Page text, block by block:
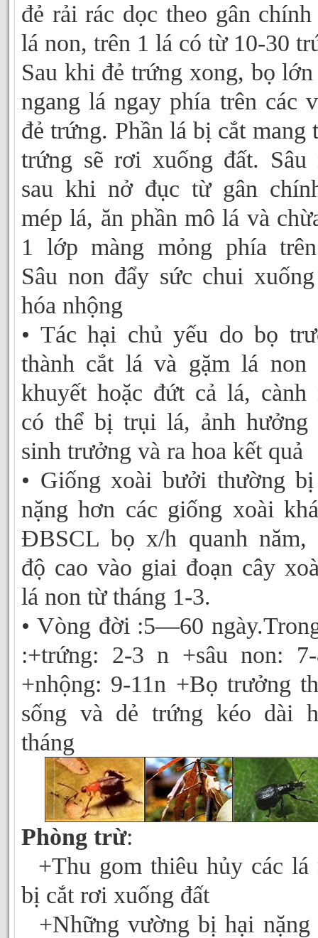
đẻ rải rác dọc theo gân chính
lá non, trên 1 lá có từ 10-30
Sau khi đẻ trứng xong, bọ lớn
ngang lá ngay phía trên các
đẻ trứng. Phần lá bị cắt mang
trứng sẽ rơi xuống đất. Sâu
sau khi nở đục từ gân
mép lá, ăn phần mô lá và
1 lớp màng mỏng phía
Sâu non đẩy sức chui
hóa nhộng
• Tác hại chủ yếu do bọ
thành cắt lá và gặm lá non
khuyết hoặc đứt cả lá, cành
có thể bị trụi lá, ảnh hưởng
sinh trưởng và ra hoa kết quả
• Giống xoài bưởi thường
nặng hơn các giống xoài
ĐBSCL bọ x/h quanh năm,
độ cao vào giai đoạn cây
lá non từ tháng 1-3.
• Vòng đời :5—60
:+trứng: 2-3 n +sâu non:
+nhộng: 9-11n +Bọ trưởng
sống và dẻ trứng kéo dài
tháng
Phòng trừ:
+Thu gom thiêu hủy các lá
bị cắt rơi xuống đất
+Những vường bị hại nặng